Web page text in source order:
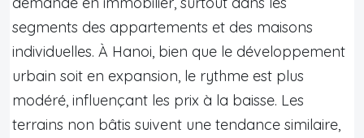
segments des appartements et des maisons
individuelles. À Hanoi, bien que le développement
urbain soit en expansion, le rythme est plus
modéré, influençant les prix à la baisse. Les
terrains non bâtis suivent une tendance similaire,